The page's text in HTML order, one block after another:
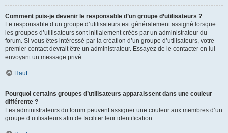
Comment puis-je devenir le responsable d’un groupe d’utilisateurs ?
Le responsable d’un groupe d’utilisateurs est généralement assigné lorsque
les groupes d’utilisateurs sont initialement créés par un administrateur du
forum. Si vous êtes intéressé par la création d’un groupe d’utilisateurs, votre
premier contact devrait être un administrateur. Essayez de le contacter en lui
envoyant un message privé.
Haut
Pourquoi certains groupes d’utilisateurs apparaissent dans une couleur
différente ?
Les administrateurs du forum peuvent assigner une couleur aux membres d’un
groupe d’utilisateurs afin de faciliter leur identification.